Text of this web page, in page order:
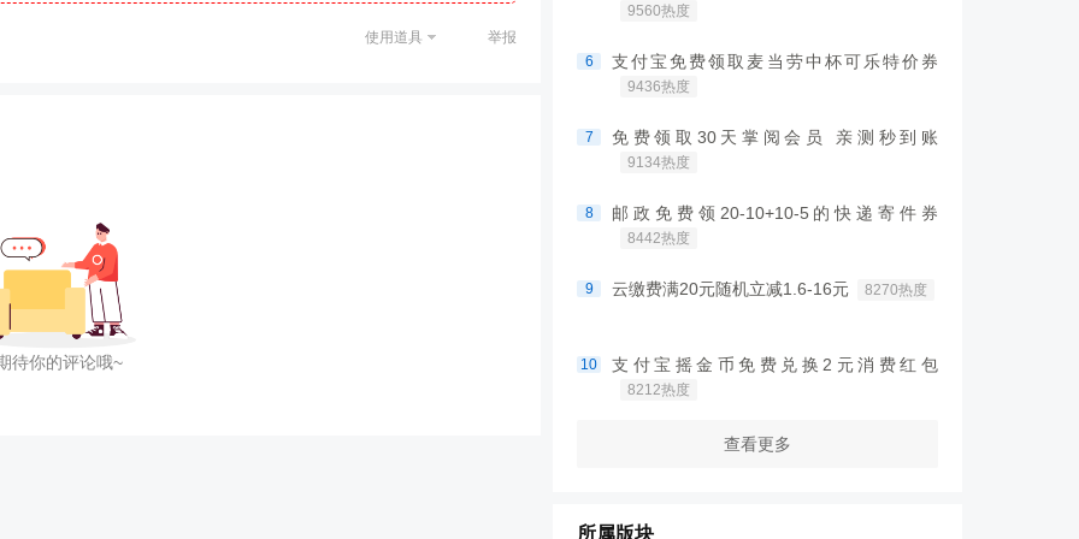
使用道具 举报
待你的评论哦~
9560热度
6 支付宝免费领取麦当劳中杯可乐特价券
9436热度
7 免费领取30天掌阅会员 亲测秒到账
9134热度
8 邮政免费领20-10+10-5的快递寄件券
8442热度
9 云缴费满20元随机立减1.6-16元 8270热度
10 支付宝摇金币免费兑换2元消费红包
8212热度
查看更多
所属版块